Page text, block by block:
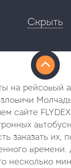
Скрыть
на рейсовый
сайте
заказать их,
времени.
несколько